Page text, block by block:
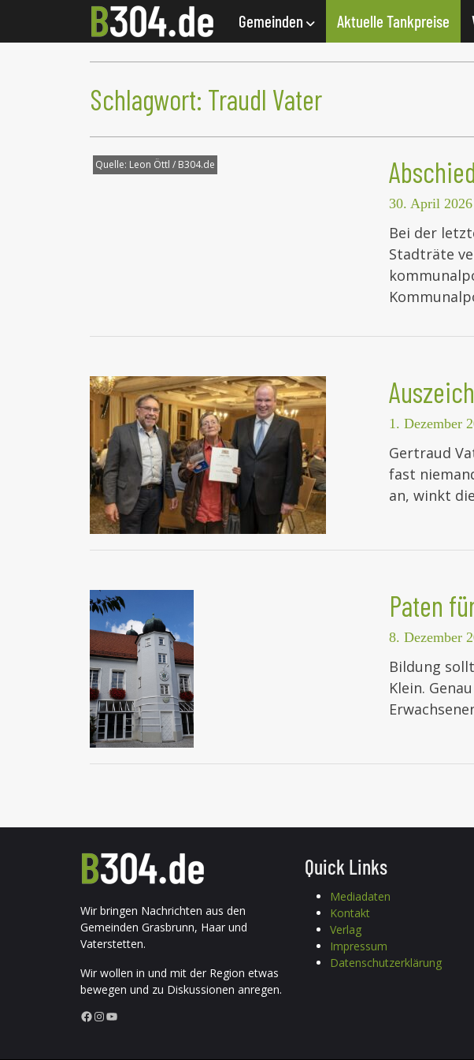
Gemeinden Aktuelle Tankpreise
Schlagwort: Traudl Vater
Quelle: Leon Öttl / B304.de
30. April 2026
Bei der
Stadträte
1. Dezember
Gertraud
fast
an, winkt
Paten
8. Dezember
Bildung
Klein.
Wir bringen Nachrichten aus den
Gemeinden Grasbrunn, Haar und
Vaterstetten.
Wir wollen in und mit der Region etwas
bewegen und zu Diskussionen anregen.
Facebook InstagramYouTube
Quick Links
Mediadaten
Kontakt
Verlag
Impressum
Datenschutzerklärung